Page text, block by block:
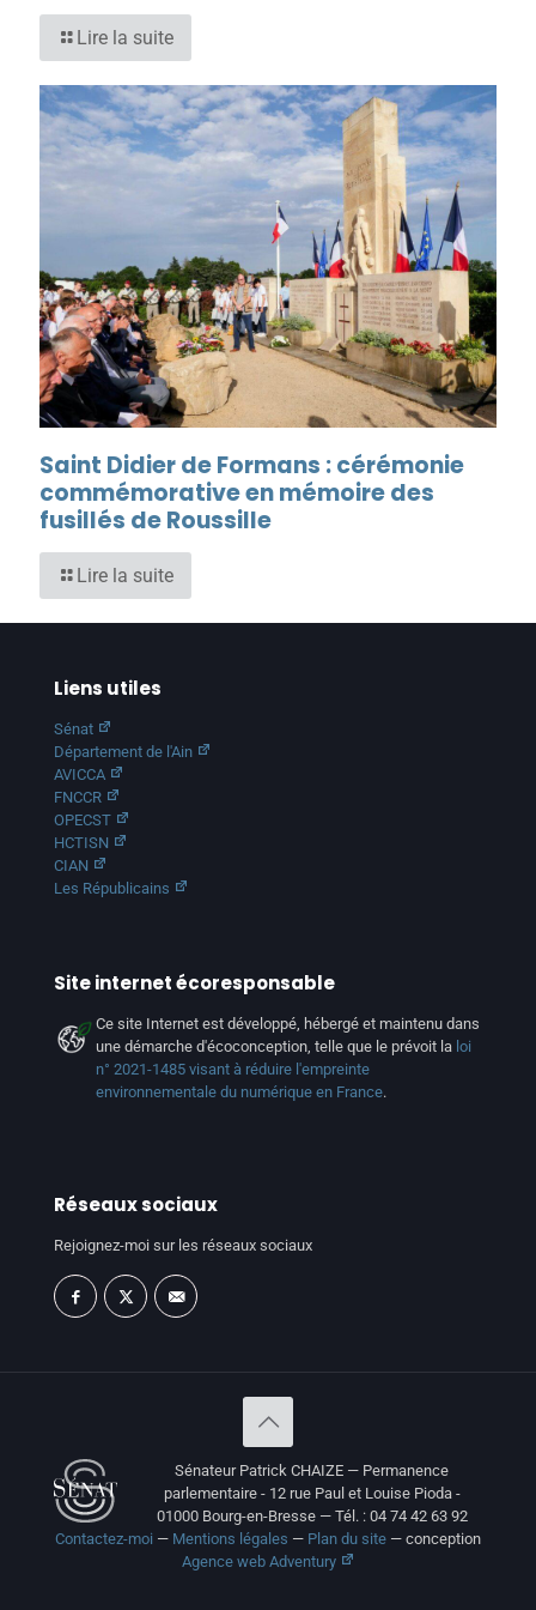
Lire la suite
Saint Didier de Formans : cérémonie
commémorative en mémoire des
fusillés de Roussille
Lire la suite
Liens utiles
Sénat
Département de l'Ain
AVICCA
FNCCR
OPECST
HCTISN
CIAN
Les Républicains
Site internet écoresponsable
Ce site Internet est développé, hébergé et maintenu dans
une démarche d'écoconception, telle que le prévoit la loi
n° 2021-1485 visant à réduire l'empreinte
environnementale du numérique en France.
Réseaux sociaux
Rejoignez-moi sur les réseaux sociaux
Sénateur Patrick CHAIZE — Permanence
parlementaire - 12 rue Paul et Louise Pioda -
01000 Bourg-en-Bresse — Tél. : 04 74 42 63 92
Contactez-moi — Mentions légales — Plan du site — conception
Agence web Adventury